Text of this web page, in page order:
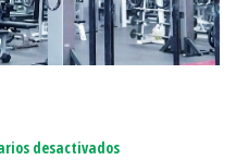
desactivadosen